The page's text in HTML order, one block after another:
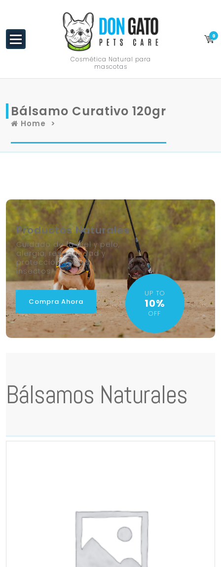
Cosmética Natural para
mascotas
0
Bálsamo Curativo 120gr
Home >
Productos Naturales
Cuidado de la piel y pelo,
alergia, resequedad y
protección contra
insectos
Compra Ahora
UP TO
10%
OFF
Bálsamos Naturales